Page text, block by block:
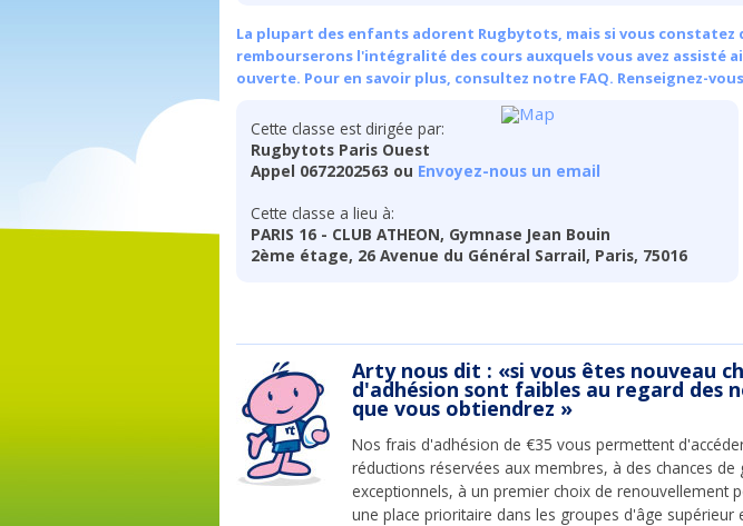
La plupart des enfants adorent Rugbytots, mais si vous constatez
rembourserons l'intégralité des cours auxquels vous avez assisté
ouverte. Pour en savoir plus, consultez notre FAQ. Renseignez-
Cette classe est dirigée par:
Rugbytots Paris Ouest
Appel 0672202563 ou Envoyez-nous un email
Cette classe a lieu à:
PARIS 16 - CLUB ATHEON, Gymnase Jean Bouin
2ème étage, 26 Avenue du Général Sarrail, Paris, 75016
Arty nous dit : «si vous êtes nouveau
d'adhésion sont faibles au regard des
que vous obtiendrez »
Nos frais d'adhésion de €35 vous permettent
réductions réservées aux membres, à des chances
exceptionnels, à un premier choix de renouvellement
une place prioritaire dans les groupes d'âge supérieur